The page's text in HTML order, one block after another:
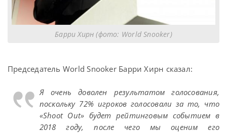
Барри Хирн (фото: World Snooker)
Председатель World Snooker Барри Хирн сказал:
Я очень доволен результатом голосования,
поскольку 72% игроков голосовали за то, что
«Shoot Out» будет рейтинговым событием в
2018 году, после чего мы оценим его